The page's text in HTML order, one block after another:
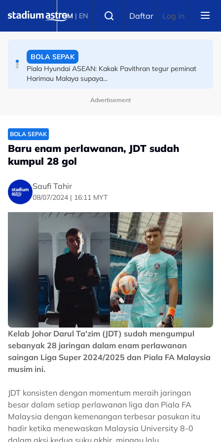
BM | EN Daftar Log in
Bangga! Gol lawan Chelsea, Arif Aiman ulangi sejarah
BOLA SEPAK
Piala Hyundai ASEAN: Kakak Pavithran tegur peminat
Harimau Malaya supaya...
Advertisement
BOLA SEPAK
Baru enam perlawanan, JDT sudah
kumpul 28 gol
Saufi Tahir
08/07/2024 | 16:11 MYT
Kelab Johor Darul Ta'zim (JDT) sudah mengumpul
sebanyak 28 jaringan dalam enam perlawanan
saingan Liga Super 2024/2025 dan Piala FA Malaysia
musim ini.
JDT konsisten dengan momentum meraih jaringan
besar dalam setiap perlawanan liga dan Piala FA
Malaysia dengan kemenangan terbesar pasukan itu
hadir ketika menewaskan Malaysia University 8-0